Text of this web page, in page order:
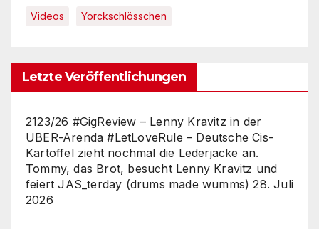
Videos Yorckschlösschen
Letzte Veröffentlichungen
2123/26 #GigReview – Lenny Kravitz in der
UBER-Arenda #LetLoveRule – Deutsche Cis-
Kartoffel zieht nochmal die Lederjacke an.
Tommy, das Brot, besucht Lenny Kravitz und
feiert JAS_terday (drums made wumms) 28. Juli
2026